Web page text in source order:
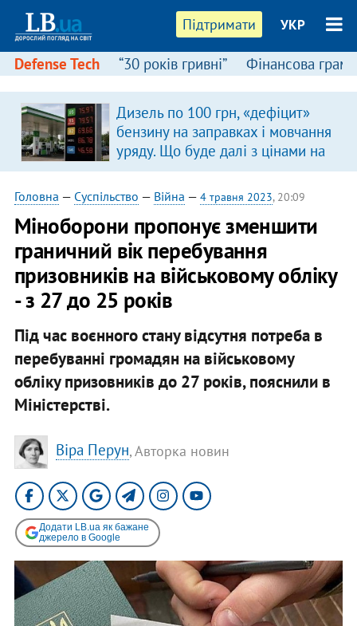
Підтримати УКР
Defense Tech “30 років гривні” Фінансова
Дизель по 100 грн, «дефіцит»
бензину на заправках і мовчання
уряду. Що буде далі з цінами на
пальне?
Головна — Суспільство — Війна — 4 травня 2023, 20:09
Міноборони пропонує зменшити
граничний вік перебування
призовників на військовому обліку
- з 27 до 25 років
Під час воєнного стану відсутня потреба в
перебуванні громадян на військовому
обліку призовників до 27 років, пояснили в
Міністерстві.
Віра Перун, Авторка новин
Додати LB.ua як бажане
джерело в Google